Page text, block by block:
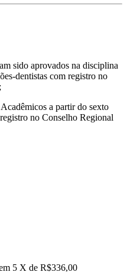
sido aprovados na disciplina
dentistas com registro no
Acadêmicos a partir do sexto
no Conselho Regional
5 X de R$336,00